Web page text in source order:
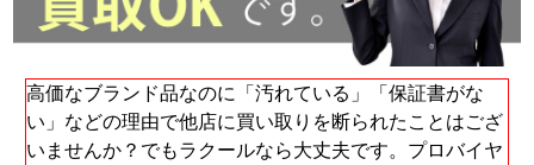
高価なブランド品なのに「汚れている」「保証書がな
い」などの理由で他店に買い取りを断られたことはござ
いませんか？でもラクールなら大丈夫です。プロバイヤ